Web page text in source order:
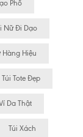
Phố
Nữ Đi Dạo
Hàng Hiệu
Túi Tote Đẹp
Da Thật
Túi Xách